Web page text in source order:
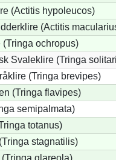
(Actitis hypoleucos)
(Actitis
(Tringa ochropus)
Svaleklire (Tringa
(Tringa brevipes)
(Tringa flavipes)
semipalmata)
totanus)
stagnatilis)
glareola)